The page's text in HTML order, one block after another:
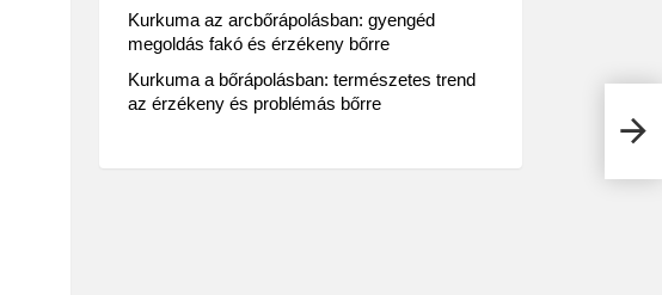
Kurkuma az arcbőrápolásban: gyengéd
megoldás fakó és érzékeny bőrre
Kurkuma a bőrápolásban: természetes trend
az érzékeny és problémás bőrre